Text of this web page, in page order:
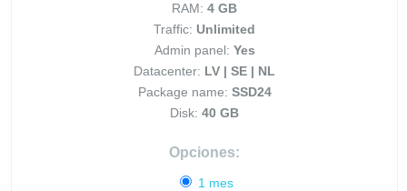
RAM: 4 GB
Traffic: Unlimited
Admin panel: Yes
Datacenter: LV | SE | NL
Package name: SSD24
Disk: 40 GB
Opciones:
1 mes